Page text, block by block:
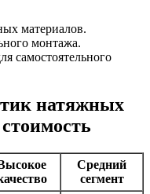
материалов.
монтажа.
самостоятельного
натяжных
Средний
сегмент